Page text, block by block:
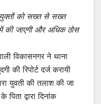
को सख्त से सख्त
की जाएगी और अधिक ठोस
विकासनगर ने थाना
की रिपोर्ट दर्ज करायी
युवती की तलाश की जा
द्वारा दिनांक